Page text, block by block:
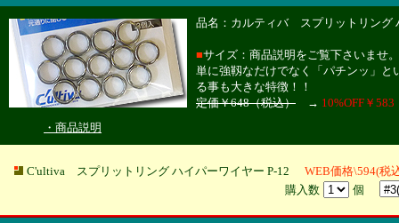
品名：カルティバ スプリットリング
■サイズ：商品説明をご覧下さいませ。
単に強靱なだけでなく「パチンッ」と
る事も大きな特徴！！
定価￥648（税込） → 10%OFF￥
・商品説明
C'ultiva スプリットリング ハイパーワイヤー P-12
WEB価格\594(税
購入数
個